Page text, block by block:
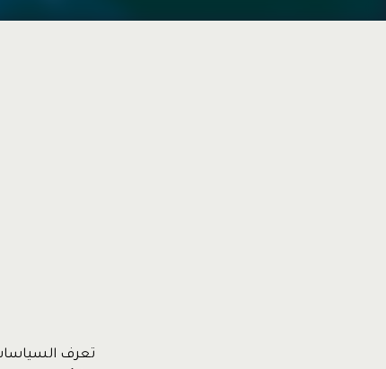
تعرف السياسات